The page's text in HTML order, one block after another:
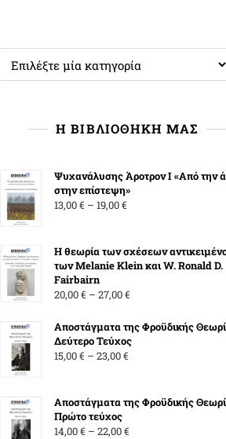
Επιλέξτε
Η ΒΙΒΛΙΟΘΗΚΗ ΜΑΣ
Ψυχανάλυσης Άροτρον Ι «Από την
στην επίστεψη»
13,00€ – 19,00€
through
19,00 €
Η θεωρία των σχέσεων
των Melanie Klein και W. Ronald D.
Fairbairn
20,00€ – 27,00€
20,00 €
through
Αποστάγματα της Φροϋδικής
Δεύτερο Τεύχος
15,00€ – 23,00€
through
Αποστάγματα της Φροϋδικής
Πρώτο τεύχος
14,00€ – 22,00€